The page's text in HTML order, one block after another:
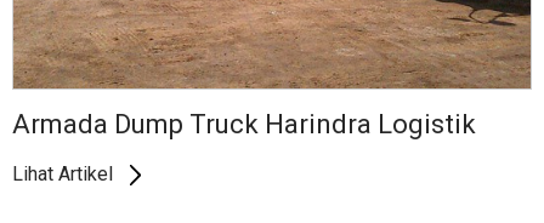
Armada Dump Truck Harindra Logistik
Lihat Artikel